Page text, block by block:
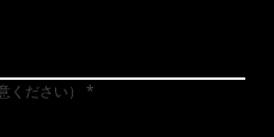
ださい）